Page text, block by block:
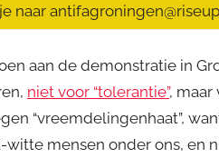
aan de demonstratie in
niet voor “tolerantie”, maar
“vreemdelingenhaat”,
mensen onder ons, en